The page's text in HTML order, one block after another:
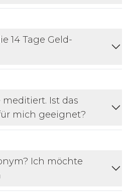
14 Tage Geld-
Ist das
mich geeignet?
Ich möchte